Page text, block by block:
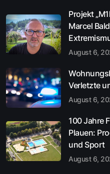
Projekt
Marcel
August 6,
Verletzte
August 6,
100 Jahre
Plauen:
und Sport
August 6,